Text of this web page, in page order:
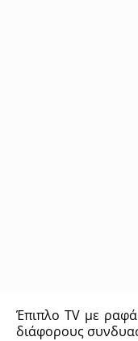
Έπιπλο TV με
διάφορους